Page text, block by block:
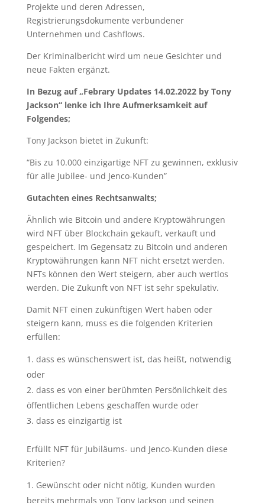
Projekte und deren Adressen,
Registrierungsdokumente verbundener
Unternehmen und Cashflows.
Der Kriminalbericht wird um neue Gesichter und
neue Fakten ergänzt.
In Bezug auf „Febrary Updates 14.02.2022 by Tony
Jackson“ lenke ich Ihre Aufmerksamkeit auf
Folgendes;
Tony Jackson bietet in Zukunft:
“Bis zu 10.000 einzigartige NFT zu gewinnen, exklusiv
für alle Jubilee- und Jenco-Kunden”
Gutachten eines Rechtsanwalts;
Ähnlich wie Bitcoin und andere Kryptowährungen
wird NFT über Blockchain gekauft, verkauft und
gespeichert. Im Gegensatz zu Bitcoin und anderen
Kryptowährungen kann NFT nicht ersetzt werden.
NFTs können den Wert steigern, aber auch wertlos
werden. Die Zukunft von NFT ist sehr spekulativ.
Damit NFT einen zukünftigen Wert haben oder
steigern kann, muss es die folgenden Kriterien
erfüllen:
dass es wünschenswert ist, das heißt, notwendig
oder
dass es von einer berühmten Persönlichkeit des
öffentlichen Lebens geschaffen wurde oder
dass es einzigartig ist
Erfüllt NFT für Jubiläums- und Jenco-Kunden diese
Kriterien?
Gewünscht oder nicht nötig, Kunden wurden
bereits mehrmals von Tony Jackson und seinen